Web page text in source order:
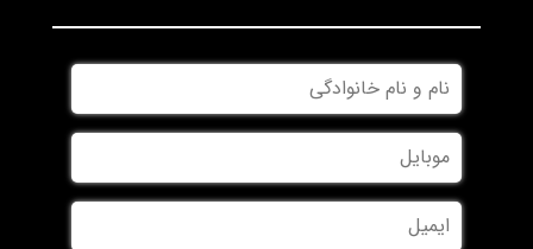
نام
و
نام
خانوادگی
موبایل
ایمیل